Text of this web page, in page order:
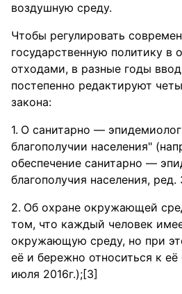
воздушную среду.
Чтобы регулировать
государственную политику в
отходами, в разные годы
постепенно редактируют
закона:
О санитарно —
благополучии населения"
обеспечение санитарно —
благополучия населения,
Об охране окружающей
том, что каждый человек
окружающую среду, но при
её и бережно относиться к её
июля 2016г.);[3]